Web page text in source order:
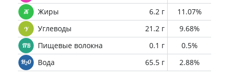
Жиры
6.2 г
11.07%
Углеводы
21.2 г
9.68%
Пищевые волокна
0.1 г
0.5%
Вода
65.5 г 2.88%